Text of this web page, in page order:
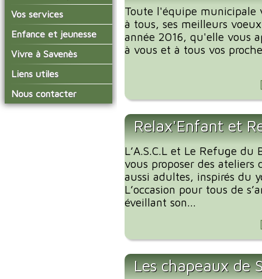
Savenès en chiffre
L'histoire du village
Actualités de Savenès
sur ladepeche.fr
Vos élus
Les compte-rendus du
conseil municipal
Les commissions
Les diverses
délégations/syndicats
L'urbanisme
Vos services
La mairie
Le service technique
Les services de l'école
Les installations
municipales
La collecte des ordures
Enfance et jeunesse
L'école primaire
La garderie et la cantine
Le temps périscolaire
La petite enfance
Vivre à Savenès
Agenda Salle des Fetes
Liens utiles
Communauté de
Communes Grand Sud
Tarn et Garonne
Nous contacter
Toute l'équipe municipale
à tous, ses meilleurs
année 2016, qu'elle vous
à vous et à tous vos
Relax'Enfant et
L’A.S.C.L et Le Refuge
vous proposer des
aussi adultes, inspirés du
L’occasion pour tous de
éveillant son...
Les chapeaux de